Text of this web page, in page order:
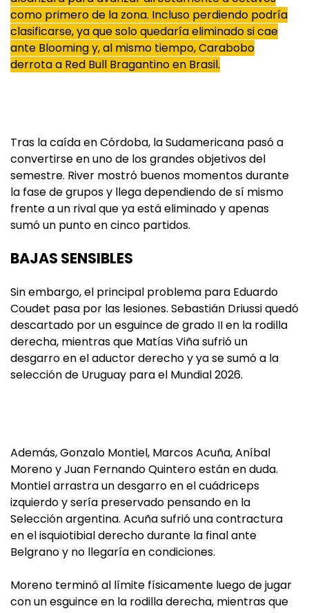
como primero de la zona. Incluso perdiendo podría
clasificarse, ya que solo quedaría eliminado si cae
ante Blooming y, al mismo tiempo, Carabobo
derrota a Red Bull Bragantino en Brasil.
Tras la caída en Córdoba, la Sudamericana pasó a
convertirse en uno de los grandes objetivos del
semestre. River mostró buenos momentos durante
la fase de grupos y llega dependiendo de sí mismo
frente a un rival que ya está eliminado y apenas
sumó un punto en cinco partidos.
BAJAS SENSIBLES
Sin embargo, el principal problema para Eduardo
Coudet pasa por las lesiones. Sebastián Driussi quedó
descartado por un esguince de grado II en la rodilla
derecha, mientras que Matías Viña sufrió un
desgarro en el aductor derecho y ya se sumó a la
selección de Uruguay para el Mundial 2026.
Además, Gonzalo Montiel, Marcos Acuña, Aníbal
Moreno y Juan Fernando Quintero están en duda.
Montiel arrastra un desgarro en el cuádriceps
izquierdo y sería preservado pensando en la
Selección argentina. Acuña sufrió una contractura
en el isquiotibial derecho durante la final ante
Belgrano y no llegaría en condiciones.
Moreno terminó al límite físicamente luego de jugar
con un esguince en la rodilla derecha, mientras que